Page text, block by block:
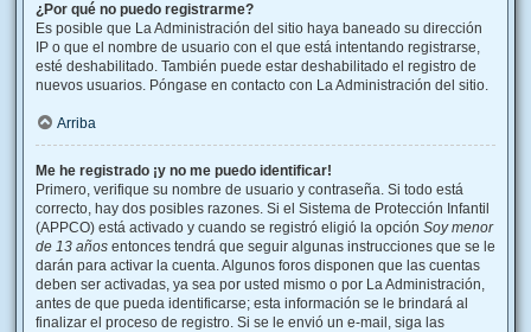
¿Por qué no puedo registrarme?
Es posible que La Administración del sitio haya baneado su dirección
IP o que el nombre de usuario con el que está intentando registrarse,
esté deshabilitado. También puede estar deshabilitado el registro de
nuevos usuarios. Póngase en contacto con La Administración del sitio.
Arriba
Me he registrado ¡y no me puedo identificar!
Primero, verifique su nombre de usuario y contraseña. Si todo está
correcto, hay dos posibles razones. Si el Sistema de Protección Infantil
(APPCO) está activado y cuando se registró eligió la opción Soy menor
de 13 años entonces tendrá que seguir algunas instrucciones que se le
darán para activar la cuenta. Algunos foros disponen que las cuentas
deben ser activadas, ya sea por usted mismo o por La Administración,
antes de que pueda identificarse; esta información se le brindará al
finalizar el proceso de registro. Si se le envió un e-mail, siga las